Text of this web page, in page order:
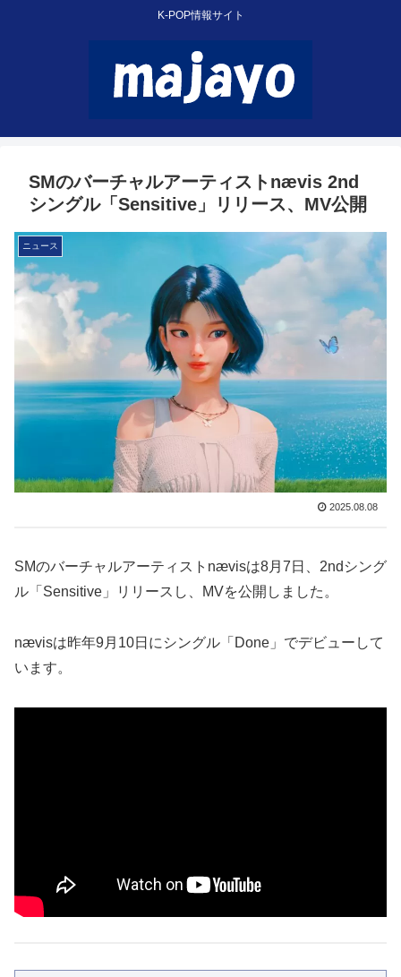
K-POP情報サイト
SMのバーチャルアーティストnævis 2nd
シングル「Sensitive」リリース、MV公開
ニュース
2025.08.08
SMのバーチャルアーティストnævisは8月7日、2ndシング
ル「Sensitive」リリースし、MVを公開しました。
nævisは昨年9月10日にシングル「Done」でデビューして
います。